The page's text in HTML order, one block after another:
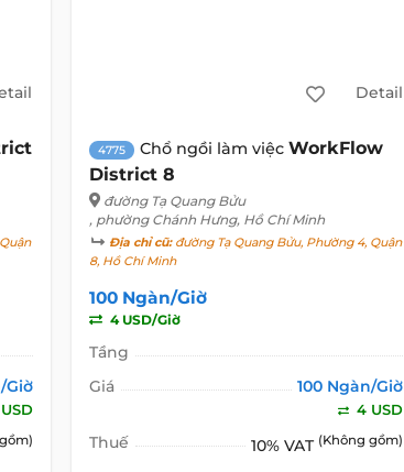
Giờ
Detail
4775 Chổ ngồi làm việc WorkFlow
District 8
đường Tạ Quang Bửu
, phường Chánh Hưng, Hồ Chí Minh
Địa chỉ cũ:đường Tạ Quang Bửu, Phường 4, Quận
8, Hồ Chí Minh
100 Ngàn/Giờ
4 USD/Giờ
Tầng
Giá
100 Ngàn/Giờ
4 USD
Thuế 10% VAT (Không gồm)